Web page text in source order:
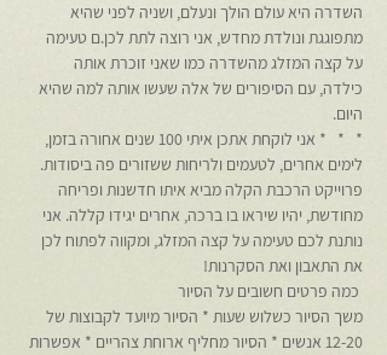
השדרה היא עולם הולך ונעלם, ושניה לפני שהיא
מתפוגגת ונולדת מחדש, אני רוצה לתת לכן.ם טעימה
על קצה המזלג מהשדרה כמו שאני זוכרת אותה
כילדה, עם הסיפורים של אלה שעשו אותה למה שהיא
היום.
*   *   * אני לוקחת אתכן איתי 100 שנים אחורה בזמן,
לימים אחרים, לטעמים ולריחות ששזורים פה ביסודות.
פרוייקט הרכבת הקלה מביא איתו חדשנות ופריחה
מחודשת, יהיו שיראו בו ברכה, אחרים יגידו קללה. אני
נותנת לכם טעימה על קצה המזלג, ומקווה לפתוח לכן
את התאבון ואת הסקרנות!
כמה פרטים חשובים על הסיור
משך הסיור כשלוש שעות * הסיור מיועד לקבוצות של
12-20 אנשים * הסיור מחליף ארוחת צהריים * אפשרות